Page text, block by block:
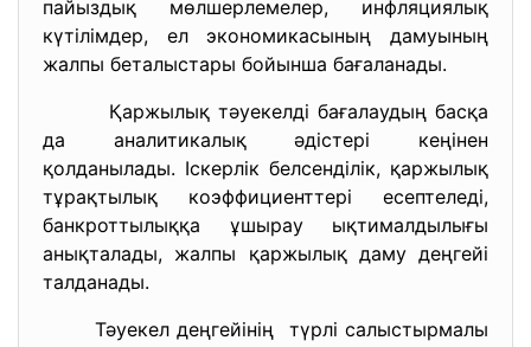
пайыздық мөлшерлемелер, инфляциялық
күтілімдер, ел экономикасының дамуының
жалпы беталыстары бойынша бағаланады.
Қаржылық тәуекелді бағалаудың басқа
да аналитикалық әдістері кеңінен
қолданылады. Іскерлік белсенділік, қаржылық
тұрақтылық коэффициенттері есептеледі,
банкроттылыққа ұшырау ықтималдылығы
анықталады, жалпы қаржылық даму деңгейі
талданады.
Тәуекел деңгейінің түрлі салыстырмалы